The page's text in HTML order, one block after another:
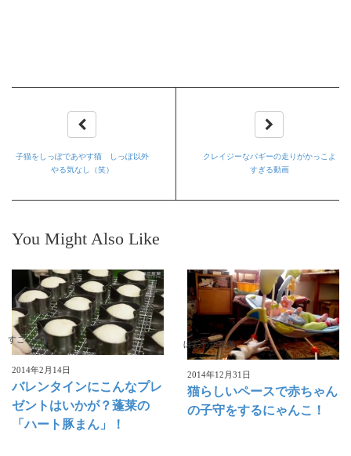
子猫をしっぽであやす猫 しっぽ以外
やる気なし（笑）
クレイジーなバギーの走りがかっこよ
すぎる動画
You Might Also Like
すごい動画
2014年2月14日
バレンタインにこんなプレ
ゼントはいかが？蓬莱の
「ハート豚まん」！
ほんわか映像
2014年12月31日
猫らしいペースで赤ちゃん
の子守をするにゃんこ！